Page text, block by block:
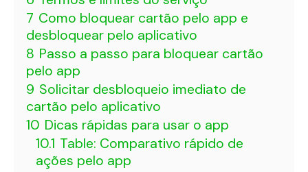
7 Como bloquear cartão pelo app e
desbloquear pelo aplicativo
8 Passo a passo para bloquear cartão
pelo app
9 Solicitar desbloqueio imediato de
cartão pelo aplicativo
10 Dicas rápidas para usar o app
10.1 Table: Comparativo rápido de
ações pelo app